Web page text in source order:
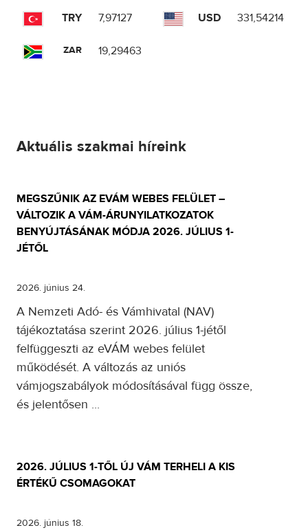
TRY 7,97127 USD 331,54214
ZAR 19,29463
Aktuális szakmai híreink
MEGSZŰNIK AZ EVÁM WEBES FELÜLET –
VÁLTOZIK A VÁM-ÁRUNYILATKOZATOK
BENYÚJTÁSÁNAK MÓDJA 2026. JÚLIUS 1-
JÉTŐL
2026. június 24.
A Nemzeti Adó- és Vámhivatal (NAV)
tájékoztatása szerint 2026. július 1-jétől
felfüggeszti az eVÁM webes felület
működését. A változás az uniós
vámjogszabályok módosításával függ össze,
és jelentősen ...
2026. JÚLIUS 1-TŐL ÚJ VÁM TERHELI A KIS
ÉRTÉKŰ CSOMAGOKAT
2026. június 18.